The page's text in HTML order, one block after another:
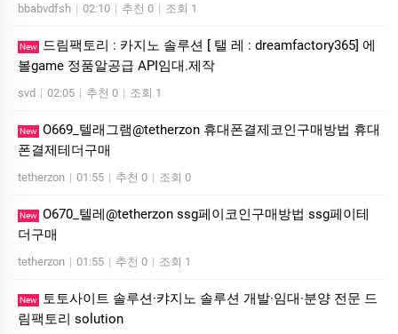
bbabvdfsh | 02:10 | 추천 0 | 조회 1
New
드림팩토리 : 카­지노 솔­루션 [ 탤 레 : dreamfactory365] 에
볼game 정품알공급 API임대.제작
svd | 02:05 | 추천 0 | 조회 1
New O669_텔래그램@tetherzon 휴대폰결제코인구매방법 휴대
폰결제테더구매
tetherzon | 01:55 | 추천 0 | 조회 0
New O670_텔레@tetherzon ssg페이코인구매방법 ssg페이테
더구매
tetherzon | 01:55 | 추천 0 | 조회 1
New
토­토사이트 솔루션·캬지노 솔루션 개발·임대·분양 전문 드
림팩토리 solution